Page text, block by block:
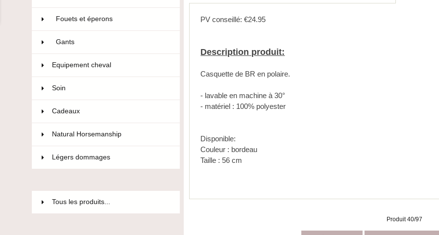
Fouets et éperons
Gants
Equipement cheval
Soin
Cadeaux
Natural Horsemanship
Légers dommages
Tous les produits...
PV conseillé: €24.95
Description produit:
Casquette de BR en polaire.
- lavable en machine à 30°
- matériel : 100% polyester
Disponible:
Couleur : bordeau
Taille : 56 cm
Produit 40/97